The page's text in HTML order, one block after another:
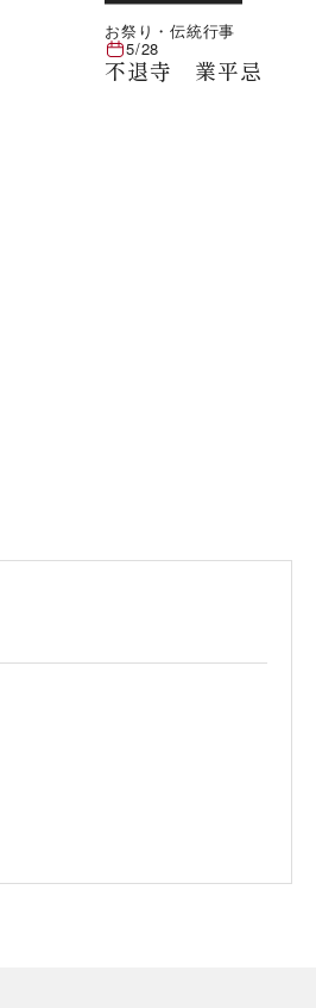
お祭り・伝統行事
5/28
不退寺 業平忌